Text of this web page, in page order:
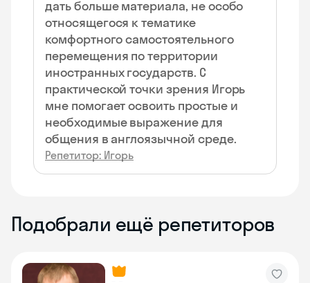
дать больше материала, не особо
относящегося к тематике
комфортного самостоятельного
перемещения по территории
иностранных государств. С
практической точки зрения Игорь
мне помогает освоить простые и
необходимые выражение для
общения в англоязычной среде.
Репетитор: Игорь
Подобрали ещё репетиторов